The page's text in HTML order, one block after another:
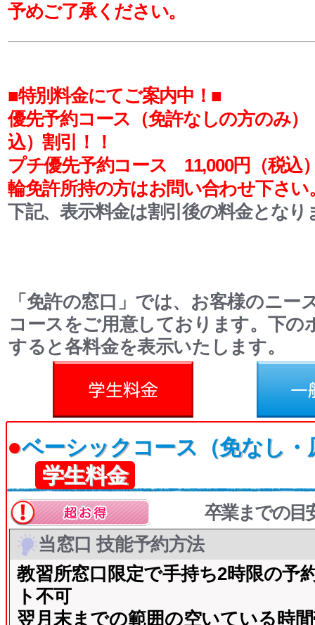
予めご了承ください。
■特別料金にてご案内中！■
優先予約コース（免許なしの方のみ
込）割引！！
プチ優先予約コース 11,000円
（税
輪免許所持の方はお問い合わせ下さい
下記、表示料金は割引後の料金となり
「免許の窓口」では、お客様のニー
コースをご用意しております。下の
すると各料金を表示いたします。
●ベーシックコース（免なし・
学生料金
卒業までの目
当窓口 技能予約方法
教習所窓口限定で手持ち2時限の予
ト不可
翌月末までの範囲の空いている時